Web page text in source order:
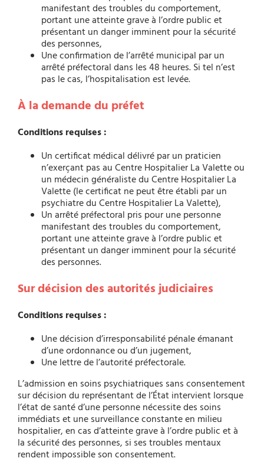
manifestant des troubles du comportement,
portant une atteinte grave à l’ordre public et
présentant un danger imminent pour la sécurité
des personnes,
Une confirmation de l’arrêté municipal par un
arrêté préfectoral dans les 48 heures. Si tel n’est
pas le cas, l’hospitalisation est levée.
À la demande du préfet
Conditions requises :
Un certificat médical délivré par un praticien
n’exerçant pas au Centre Hospitalier La Valette ou
un médecin généraliste du Centre Hospitalier La
Valette (le certificat ne peut être établi par un
psychiatre du Centre Hospitalier La Valette),
Un arrêté préfectoral pris pour une personne
manifestant des troubles du comportement,
portant une atteinte grave à l’ordre public et
présentant un danger imminent pour la sécurité
des personnes.
Sur décision des autorités judiciaires
Conditions requises :
Une décision d’irresponsabilité pénale émanant
d’une ordonnance ou d’un jugement,
Une lettre de l’autorité préfectorale.
L’admission en soins psychiatriques sans consentement
sur décision du représentant de l’État intervient lorsque
l’état de santé d’une personne nécessite des soins
immédiats et une surveillance constante en milieu
hospitalier, en cas d’atteinte grave à l’ordre public et à
la sécurité des personnes, si ses troubles mentaux
rendent impossible son consentement.